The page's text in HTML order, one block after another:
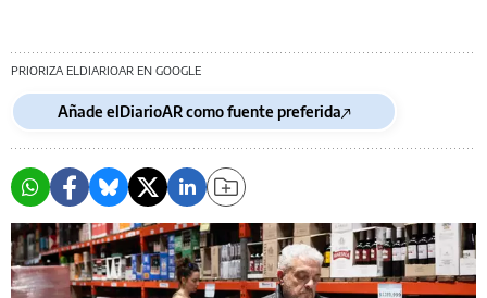
PRIORIZA ELDIARIOAR EN GOOGLE
Añade elDiarioAR como fuente preferida